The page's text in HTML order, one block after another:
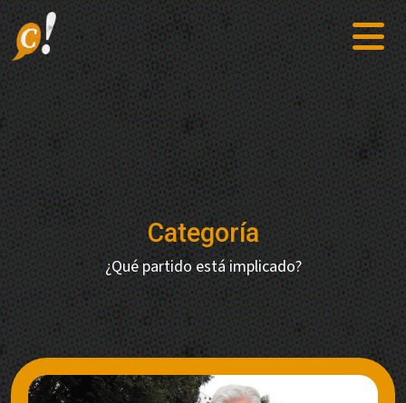
Categoría
¿Qué partido está implicado?